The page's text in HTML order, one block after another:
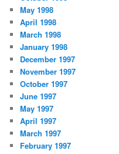
May 1998
April 1998
March 1998
January 1998
December 1997
November 1997
October 1997
June 1997
May 1997
April 1997
March 1997
February 1997